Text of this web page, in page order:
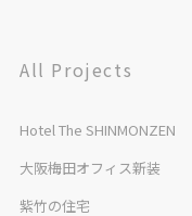
All Projects
Hotel The SHINMONZEN
大阪梅田オフィス新装
紫竹の住宅